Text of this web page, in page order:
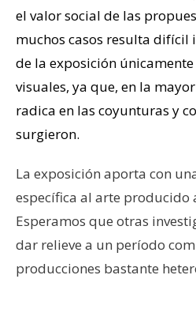
el valor social de las
muchos casos resulta difícil
de la exposición
visuales, ya que, en la
radica en las coyunturas y
surgieron.
La exposición aporta con
específica al arte producido
Esperamos que otras
dar relieve a un período
producciones bastante